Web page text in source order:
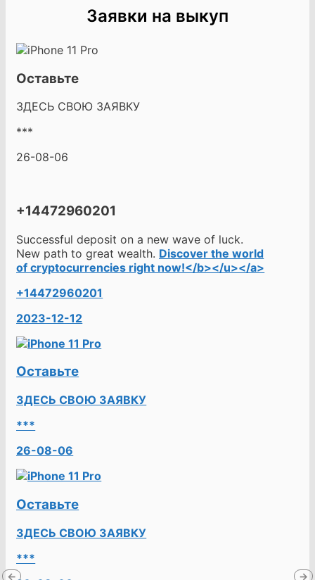
Заявки на выкуп
Оставьте
ЗДЕСЬ СВОЮ ЗАЯВКУ
***
26-08-06
+14472960201
Successful deposit on a new wave of luck.
New path to great wealth. Discover the world
of cryptocurrencies right now!</b></u></a>
+14472960201
2023-12-12
Оставьте
ЗДЕСЬ СВОЮ ЗАЯВКУ
***
26-08-06
Оставьте
ЗДЕСЬ СВОЮ ЗАЯВКУ
***
← →